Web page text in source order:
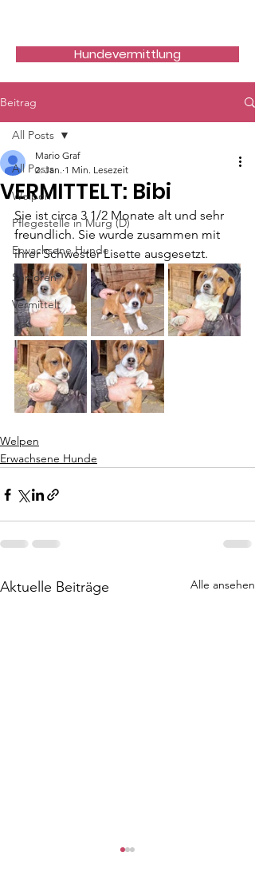
Hundevermittlung
Beitrag
All Posts
Welpen
Pflegestelle in Murg (D)
Erwachsene Hunde
Senioren
Vermittelt
All Posts
VERMITTELT: Bibi
Mario Graf
2. Jan. 1 Min. Lesezeit
Sie ist circa 3 1/2 Monate alt und sehr
freundlich. Sie wurde zusammen mit
ihrer Schwester Lisette ausgesetzt.
Welpen
Erwachsene Hunde
Aktuelle Beiträge Alle ansehen